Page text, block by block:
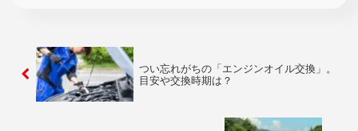
つい忘れがちの「エンジンオイル交換」。
目安や交換時期は？